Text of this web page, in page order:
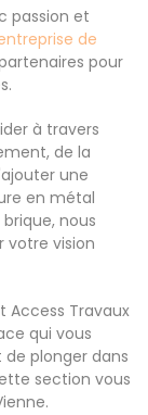
passion et
de
pour
à travers
de la
une
en métal
nous
votre vision
Access Travaux
qui vous
plonger dans
section vous